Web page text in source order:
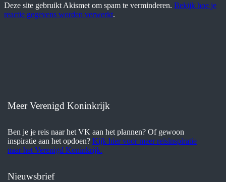
Deze site gebruikt Akismet om spam te verminderen. Bekijk hoe je
reactie gegevens worden verwerkt.
Meer Verenigd Koninkrijk
Ben je je reis naar het VK aan het plannen? Of gewoon
inspiratie aan het opdoen?Kijk hier voor meer reisinspiratie
naar het Verenigd Koninkrijk.
Nieuwsbrief